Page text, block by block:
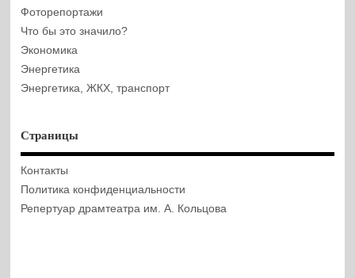
Фоторепортажи
Что бы это значило?
Экономика
Энергетика
Энергетика, ЖКХ, транспорт
Страницы
Контакты
Политика конфиденциальности
Репертуар драмтеатра им. А. Кольцова